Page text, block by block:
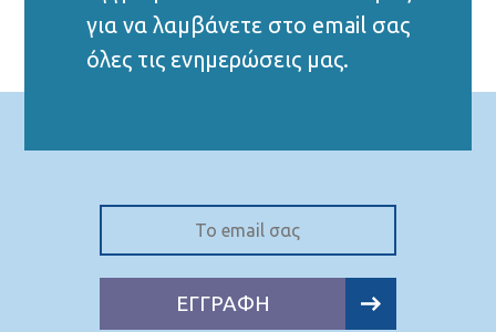
για να λαμβάνετε στο email σας
όλες τις ενημερώσεις μας.
ΕΓΓΡΑΦΗ